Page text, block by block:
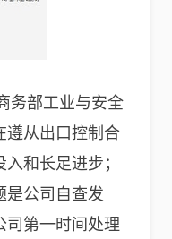
务部工业与安全
遵从出口控制合
和长足进步；
是公司自查发
司第一时间处理